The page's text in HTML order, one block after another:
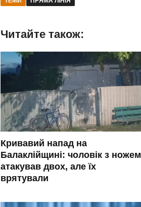
Читайте також:
Кривавий напад на
Балаклійщині: чоловік з ножем
атакував двох, але їх
врятували